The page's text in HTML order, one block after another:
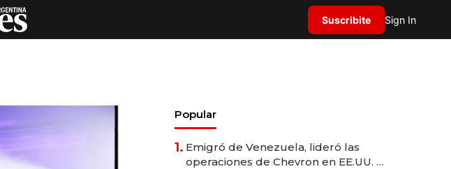
Suscribite Sign In
Popular
1. Emigró de Venezuela, lideró las
operaciones de Chevron en EE.UU. y